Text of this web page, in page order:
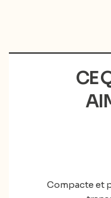
CE
Compacte et